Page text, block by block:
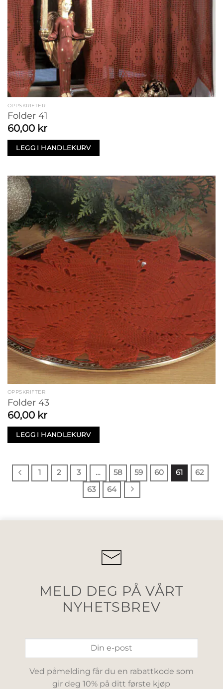
OPPSKRIFTER
Folder 41
60,00 kr
LEGG I HANDLEKURV
OPPSKRIFTER
Folder 43
60,00 kr
LEGG I HANDLEKURV
1 2 3 … 58 59 60 61
62
63
64
MELD DEG PÅ VÅRT
NYHETSBREV
Ved påmelding får du en rabattkode som
gir deg 10% på ditt første kjøp